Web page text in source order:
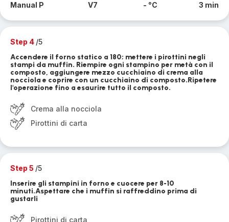
Manual P V7 - °C 3 min
Step 4 /5
Accendere il forno statico a 180; mettere i pirottini negli
stampi da muffin. Riempire ogni stampino per metà con il
composto, aggiungere mezzo cucchiaino di crema alla
nocciola e coprire con un cucchiaino di composto.Ripetere
l'operazione fino a esaurire tutto il composto.
Crema alla nocciola
Pirottini di carta
Step 5 /5
Inserire gli stampini in forno e cuocere per 8-10
minuti.Aspettare che i muffin si raffreddino prima di
gustarli
Pirottini di carta